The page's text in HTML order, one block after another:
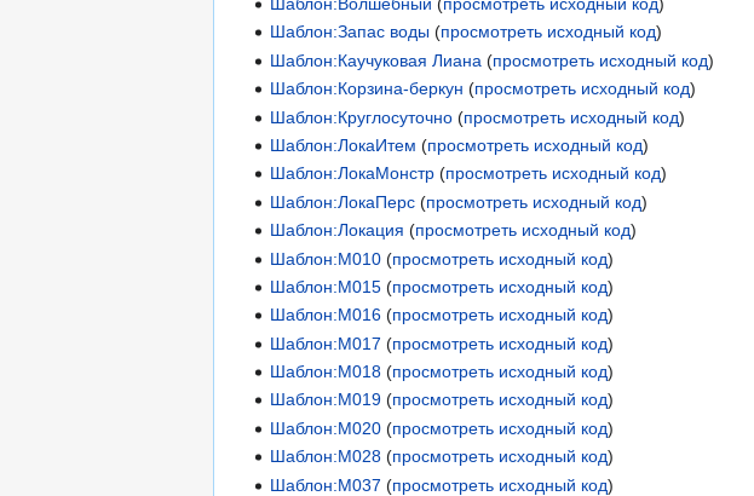
Шаблон:Запас воды (просмотреть исходный код)
Шаблон:Каучуковая Лиана (просмотреть исходный код)
Шаблон:Корзина-беркун (просмотреть исходный код)
Шаблон:Круглосуточно (просмотреть исходный код)
Шаблон:ЛокаИтем (просмотреть исходный код)
Шаблон:ЛокаМонстр (просмотреть исходный код)
Шаблон:ЛокаПерс (просмотреть исходный код)
Шаблон:Локация (просмотреть исходный код)
Шаблон:М010 (просмотреть исходный код)
Шаблон:М015 (просмотреть исходный код)
Шаблон:М016 (просмотреть исходный код)
Шаблон:М017 (просмотреть исходный код)
Шаблон:М018 (просмотреть исходный код)
Шаблон:М019 (просмотреть исходный код)
Шаблон:М020 (просмотреть исходный код)
Шаблон:М028 (просмотреть исходный код)
Шаблон:М037 (просмотреть исходный код)